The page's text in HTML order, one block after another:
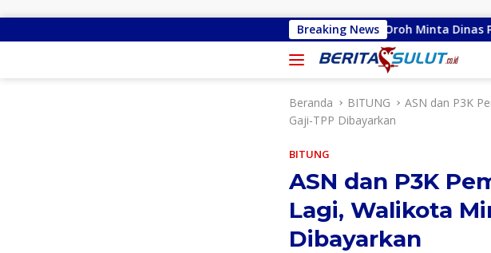
Breaking News
Malu Bertemu Konstiuen, Gracia Y Oroh Minta Dinas Perkimtan Sulut
Beranda BITUNG
ASN dan P3K
Gaji-TPP Dibayarkan
BITUNG
ASN dan P3K
Lagi, Walikota
Dibayarkan